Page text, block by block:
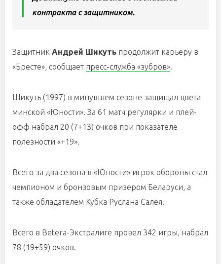
контракта с защитником.
Защитник Андрей Шикуть продолжит карьеру в
«Бресте», сообщает пресс-служба «зубров».
Шикуть (1997) в минувшем сезоне защищал цвета
минской «Юности». За 61 матч регулярки и плей-
офф набрал 20 (7+13) очков при показателе
полезности «+19».
Всего за два сезона в «Юности» игрок обороны стал
чемпионом и бронзовым призером Беларуси, а
также обладателем Кубка Руслана Салея.
Всего в Betera-Экстралиге провел 342 игры, набрал
78 (19+59) очков.